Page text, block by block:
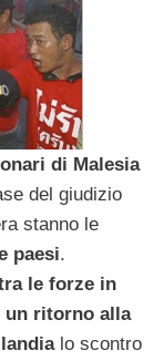
di Malesia
del giudizio
stanno le
paesi.
le forze in
un ritorno alla
lo scontro